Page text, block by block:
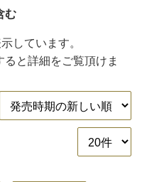
む
しています。
と詳細をご覧頂けま